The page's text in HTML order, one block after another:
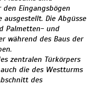
Eingangsbögen
Die Abgüsse
Palmetten- und
während des Baus der
zentralen Türkörpers
die des Westturms
des